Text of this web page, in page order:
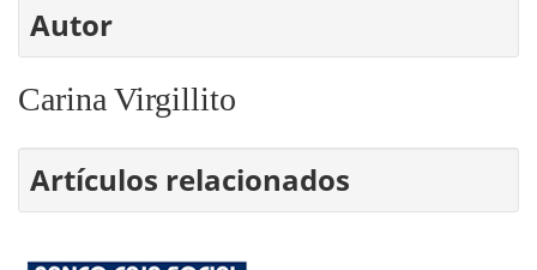
Autor
Carina Virgillito
Artículos relacionados